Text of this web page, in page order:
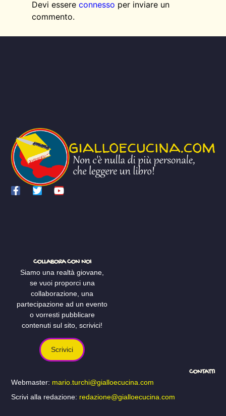
Devi essere connesso per inviare un
commento.
COLLABORA CON NOI
Siamo una realtà giovane,
se vuoi proporci una
collaborazione, una
partecipazione ad un evento
o vorresti pubblicare
contenuti sul sito, scrivici!
Scrivici
CONTATTI
Webmaster: mario.turchi@gialloecucina.com
Scrivi alla redazione: redazione@gialloecucina.com